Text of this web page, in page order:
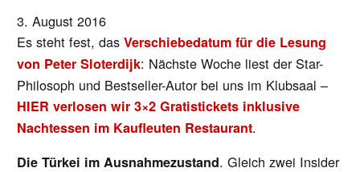
3. August 2016
Es steht fest, dasVerschiebedatum für die Lesung
von Peter Sloterdijk: Nächste Woche liest der Star-
Philosoph und Bestseller-Autor bei uns im Klubsaal –
HIER verlosen wir 3×2 Gratistickets inklusive
Nachtessen im Kaufleuten Restaurant.
Die Türkei im Ausnahmezustand. Gleich zwei Insider